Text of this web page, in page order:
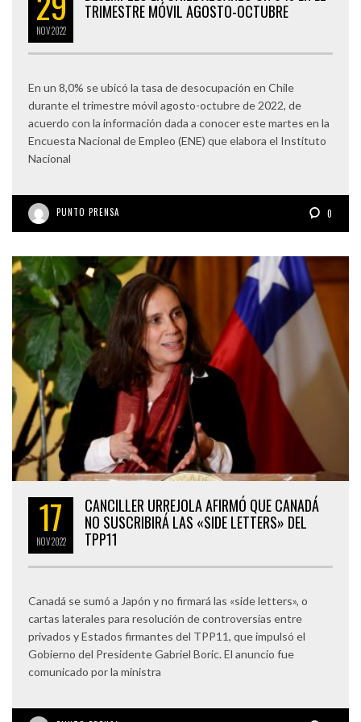
NOV2022
TRIMESTRE MÓVIL AGOSTO-OCTUBRE
En un 8,0% se ubicó la tasa de desocupación en Chile
durante el trimestre móvil agosto-octubre de 2022, de
acuerdo con la información dada a conocer este martes en la
Encuesta Nacional de Empleo (ENE) que elabora el Instituto
Nacional
PUNTO PRENSA 0
17
NOV2022
CANCILLER URREJOLA AFIRMÓ QUE CANADÁ
NO SUSCRIBIRÁ LAS «SIDE LETTERS» DEL
TPP11
Canadá se sumó a Japón y no firmará las «side letters», o
cartas laterales para resolución de controversias entre
privados y Estados firmantes del TPP11, que impulsó el
Gobierno del Presidente Gabriel Boric. El anuncio fue
comunicado por la ministra